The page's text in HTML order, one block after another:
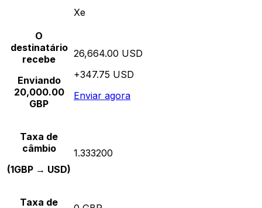
Xe
O
destinatário
recebe
Enviando
20,000.00
GBP
26,664.00 USD
+347.75 USD
Enviar agora
Taxa de
câmbio
(1GBP → USD)
1.333200
Taxa de